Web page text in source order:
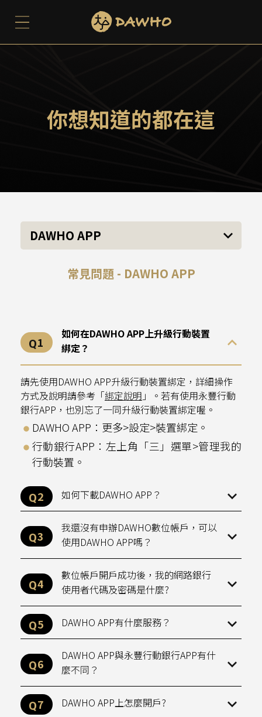
你想知道的都在這
DAWHO APP
提升帳戶權限
存款
自動扣繳
信用卡
金融卡
提款轉帳
投資
保險
貸款
常見問題 - DAWHO APP
如何在DAWHO APP上升級行動裝置
綁定？
請先使用DAWHO APP升級行動裝置綁定，詳細操作
方式及說明請參考「綁定說明 」。若有使用永豐行動
銀行APP，也別忘了一同升級行動裝置綁定喔。
DAWHO APP：更多>設定>裝置綁定。
行動銀行APP：左上角「三」選單>管理我的
行動裝置。
如何下載DAWHO APP？
我還沒有申辦DAWHO數位帳戶，可以
使用DAWHO APP嗎？
數位帳戶開戶成功後，我的網路銀行
使用者代碼及密碼是什麼?
DAWHO APP有什麼服務？
DAWHO APP與永豐行動銀行APP有什
麼不同？
DAWHO APP上怎麼開戶?